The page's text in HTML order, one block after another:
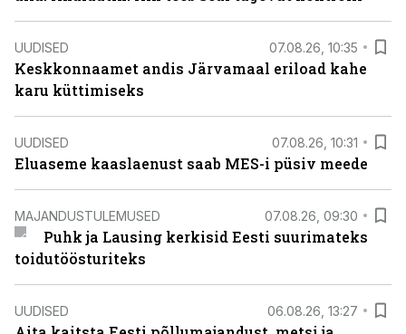
UUDISED 07.08.26, 10:35
Keskkonnaamet andis Järvamaal eriload kahe
karu küttimiseks
UUDISED 07.08.26, 10:31
Eluaseme kaaslaenust saab MES-i püsiv meede
MAJANDUSTULEMUSED 07.08.26, 09:30
Puhk ja Lausing kerkisid Eesti suurimateks
toidutöösturiteks
UUDISED 06.08.26, 13:27